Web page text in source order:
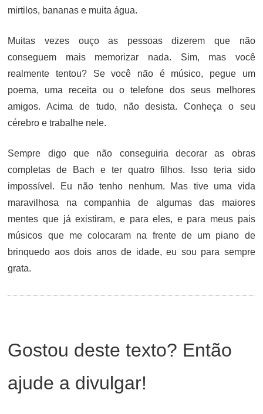
mirtilos, bananas e muita água.
Muitas vezes ouço as pessoas dizerem que não
conseguem mais memorizar nada. Sim, mas você
realmente tentou? Se você não é músico, pegue um
poema, uma receita ou o telefone dos seus melhores
amigos. Acima de tudo, não desista. Conheça o seu
cérebro e trabalhe nele.
Sempre digo que não conseguiria decorar as obras
completas de Bach e ter quatro filhos. Isso teria sido
impossível. Eu não tenho nenhum. Mas tive uma vida
maravilhosa na companhia de algumas das maiores
mentes que já existiram, e para eles, e para meus pais
músicos que me colocaram na frente de um piano de
brinquedo aos dois anos de idade, eu sou para sempre
grata.
Gostou deste texto? Então
ajude a divulgar!